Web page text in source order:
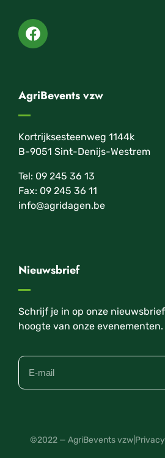
AgriBevents vzw
Kortrijksesteenweg 1144k
B-9051 Sint-Denijs-Westrem
Tel: 09 245 36 13
Fax: 09 245 36 11
info@agridagen.be
Nieuwsbrief
Schrijf je in op onze
hoogte van onze evenementen.
©2022 — AgriBevents vzw|